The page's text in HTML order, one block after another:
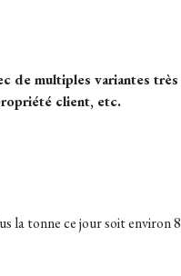
de multiples variantes très
client, etc.
la tonne ce jour soit environ 8